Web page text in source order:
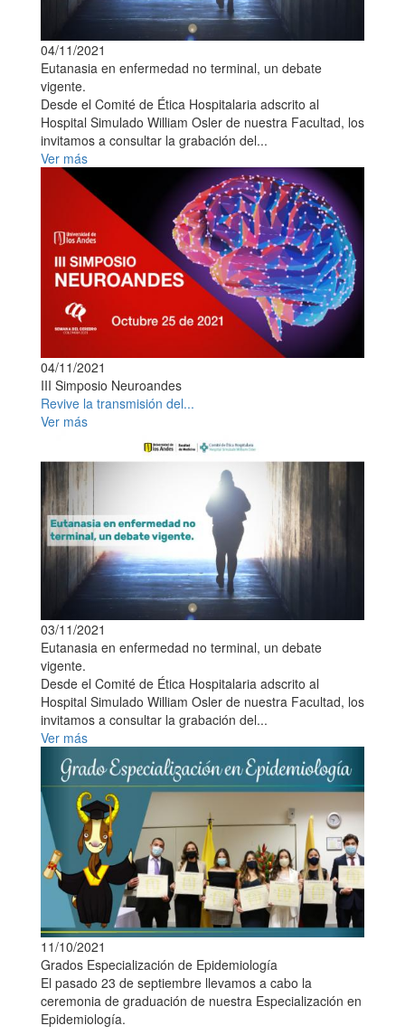
04/11/2021
Eutanasia en enfermedad no terminal, un debate
vigente.
Desde el Comité de Ética Hospitalaria adscrito al
Hospital Simulado William Osler de nuestra Facultad, los
invitamos a consultar la grabación del...
Ver más
04/11/2021
III Simposio Neuroandes
Revive la transmisión del...
Ver más
03/11/2021
Eutanasia en enfermedad no terminal, un debate
vigente.
Desde el Comité de Ética Hospitalaria adscrito al
Hospital Simulado William Osler de nuestra Facultad, los
invitamos a consultar la grabación del...
Ver más
11/10/2021
Grados Especialización de Epidemiología
El pasado 23 de septiembre llevamos a cabo la
ceremonia de graduación de nuestra Especialización en
Epidemiología.